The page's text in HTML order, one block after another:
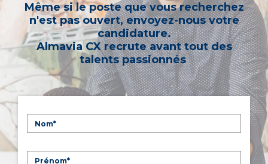
Même si le poste que vous recherchez
n'est pas ouvert, envoyez-nous votre
candidature.
Almavia CX recrute avant tout des
talents passionnés